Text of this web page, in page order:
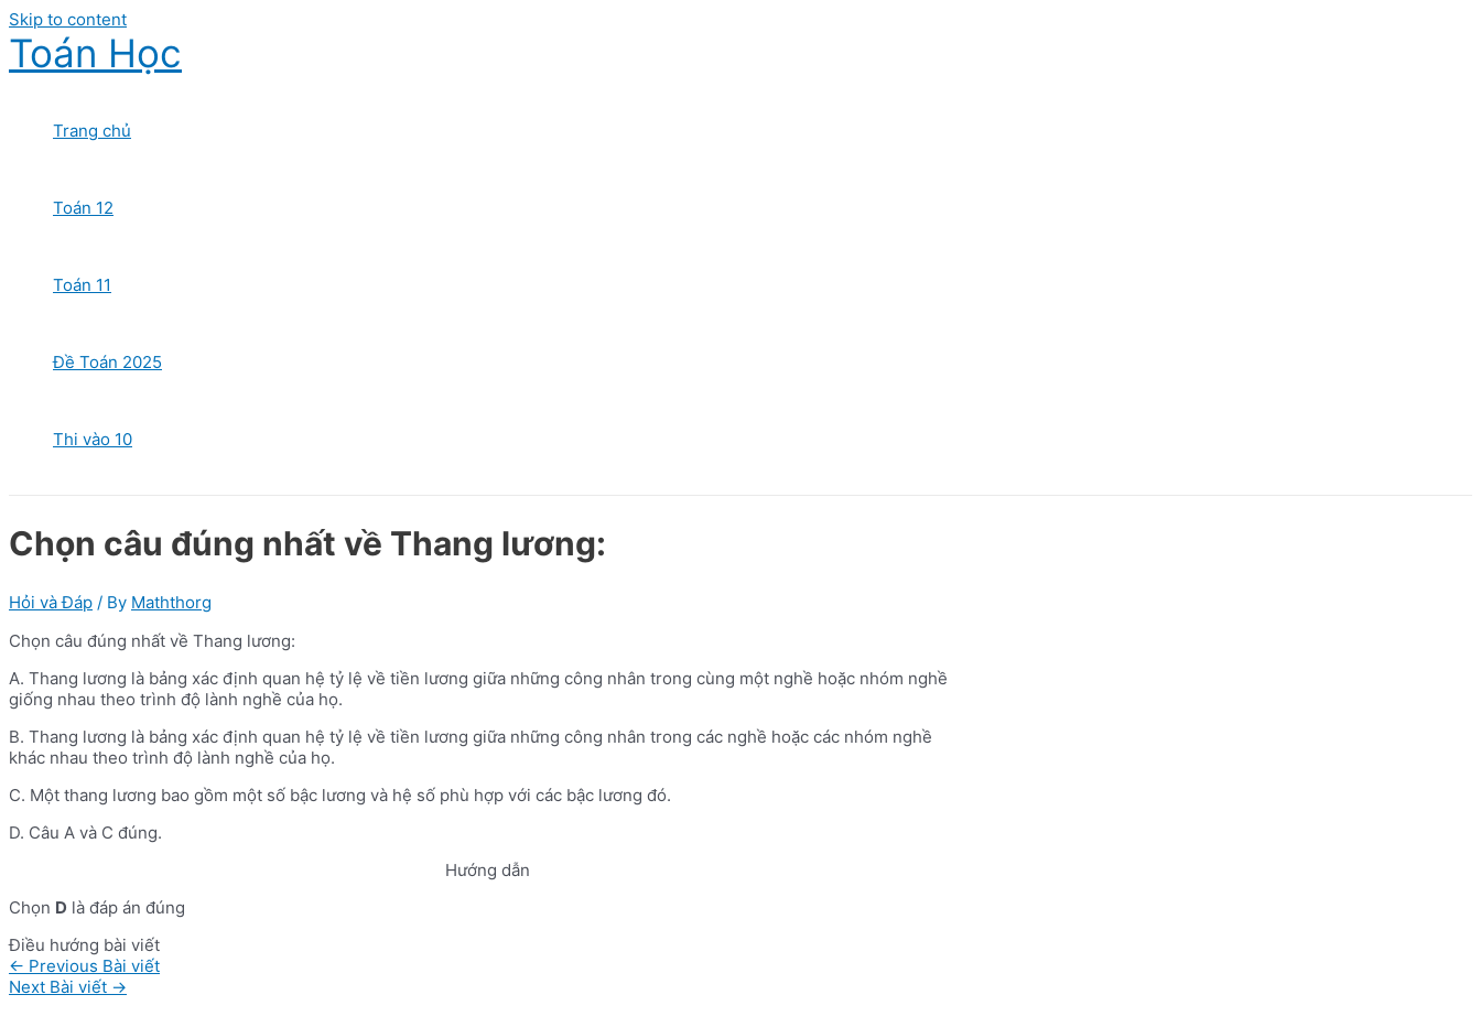
Skip to content
Toán Học
Trang chủ
Toán 12
Toán 11
Đề Toán 2025
Thi vào 10
Chọn câu đúng nhất về Thang lương:
Hỏi và Đáp / By Maththorg
Chọn câu đúng nhất về Thang lương:
A. Thang lương là bảng xác định quan hệ tỷ lệ về tiền lương giữa những công nhân trong cùng một nghề hoặc nhóm nghề
giống nhau theo trình độ lành nghề của họ.
B. Thang lương là bảng xác định quan hệ tỷ lệ về tiền lương giữa những công nhân trong các nghề hoặc các nhóm nghề
khác nhau theo trình độ lành nghề của họ.
C. Một thang lương bao gồm một số bậc lương và hệ số phù hợp với các bậc lương đó.
D. Câu A và C đúng.
Hướng dẫn
Chọn D là đáp án đúng
Điều hướng bài viết
← Previous Bài viết
Next Bài viết →